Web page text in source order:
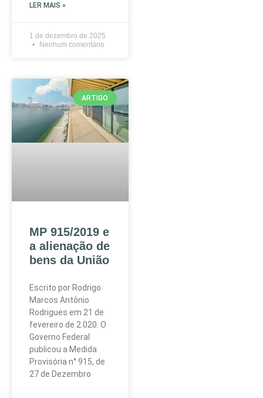
LER MAIS »
1 de dezembro de 2025
Nenhum comentário
ARTIGO
MP 915/2019 e
a alienação de
bens da União
Escrito por Rodrigo
Marcos Antônio
Rodrigues em 21 de
fevereiro de 2.020. O
Governo Federal
publicou a Medida
Provisória n° 915, de
27 de Dezembro